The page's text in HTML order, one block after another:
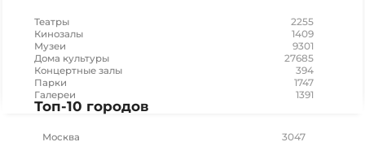
Театры 2255
Кинозалы 1409
Музеи 9301
Дома культуры 27685
Концертные залы 394
Парки 1747
Галереи 1391
Топ-10 городов
Москва 3047